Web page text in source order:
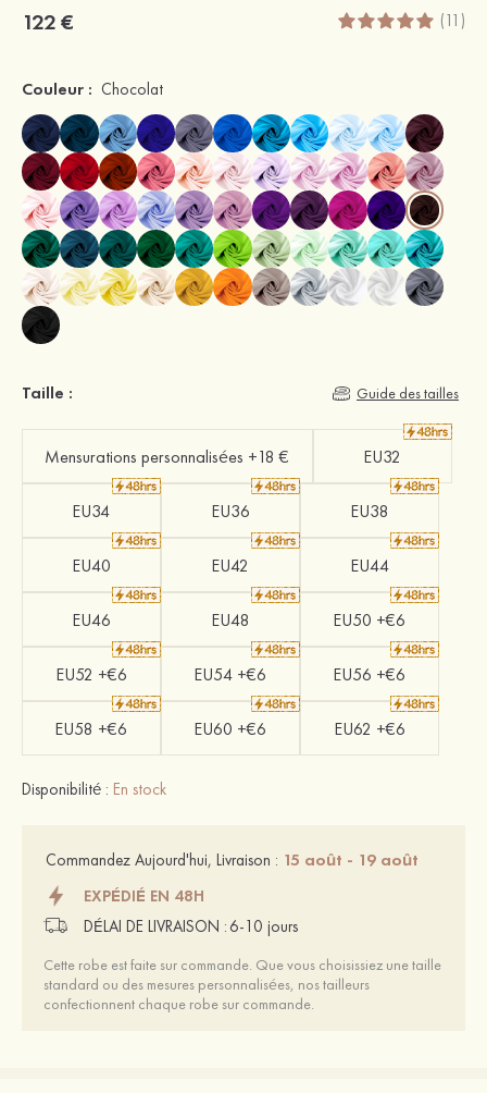
122 € (11)
Couleur : Chocolat
Taille : Guide des tailles
Mensurations personnalisées +18 € EU32
EU34 EU36 EU38
EU40 EU42 EU44
EU46 EU48 EU50 +€6
EU52 +€6 EU54 +€6 EU56 +€6
EU58 +€6 EU60 +€6 EU62 +€6
Disponibilité : En stock
Commandez Aujourd'hui, Livraison : 15 août - 19 août
EXPÉDIÉ EN 48H
DÉLAI DE LIVRAISON : 6-10 jours
Cette robe est faite sur commande. Que vous choisissiez une taille
standard ou des mesures personnalisées, nos tailleurs
confectionnent chaque robe sur commande.